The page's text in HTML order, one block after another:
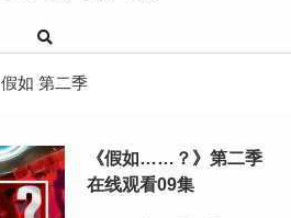
假如 第二季
《假如……？》第二季
在线观看09集